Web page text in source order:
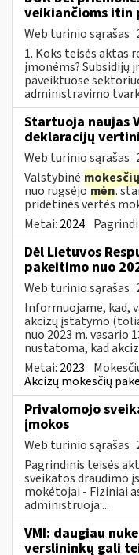
veikiančioms itin
Web turinio sąrašas
1. Koks teisės aktas
įmonėms? Subsidijų
paveiktuose
administravimo
Startuoja naujas
deklaracijų
Web turinio sąrašas
Valstybinė mokesčių
nuo rugsėjomėn.
pridėtinės vertės
Metai: 2024
Dėl Lietuvos
pakeitimo nuo
Web turinio sąrašas
Informuojame, kad,
akcizų įstatymo
nuo 2023 m. vasario
nustatoma, kad
Metai: 2023
Akcizų mokesčių
Privalomojo
įmokos
Web turinio sąrašas
Pagrindinis teisės
sveikatos draudimo
mokėtojai - Fiziniai
administruoja:...
VMI: daugiau
verslininkų gali